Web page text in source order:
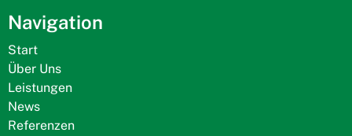
Navigation
Start
Über Uns
Leistungen
News
Referenzen